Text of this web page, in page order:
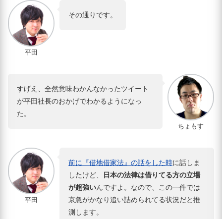
平田
その通りです。
ちょもす
すげえ、全然意味わかんなかったツイート
が平田社長のおかげでわかるようになっ
た。
平田
前に『借地借家法』の話をした時に話しま
したけど、
日本の法律は借りてる方の立場
が超強いんですよ。なので、この一件では
京急がかなり追い詰められてる状況だと推
測します。